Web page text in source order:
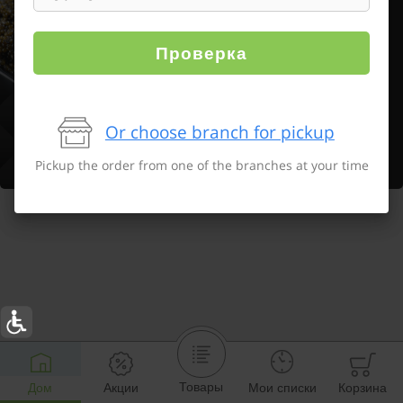
Дом Акции Товары Мои списки Корзина
Проверка
Or choose branch for pickup
Pickup the order from one of the branches at your time